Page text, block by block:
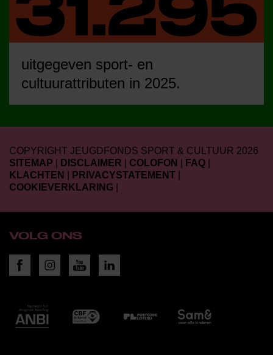
uitgegeven sport- en
cultuurattributen in 2025.
COPYRIGHT JEUGDFONDS SPORT & CULTUUR 2026
SITEMAP
DISCLAIMER COLOFON FAQ
KLACHTEN
PRIVACYSTATEMENT
COOKIEVERKLARING
VOLG ONS